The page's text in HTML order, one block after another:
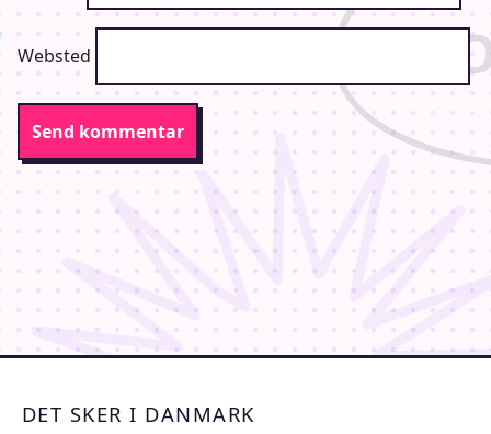
Websted
DET SKER I DANMARK